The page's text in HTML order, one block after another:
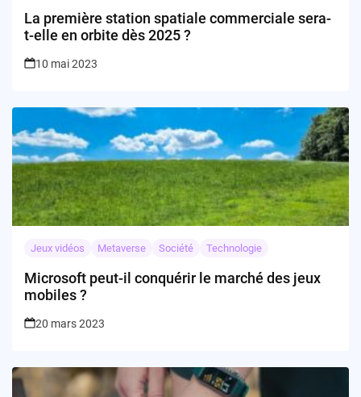
La première station spatiale commerciale sera-
t-elle en orbite dès 2025 ?
10 mai 2023
Jeux vidéos Metaverse Société Technologie
Microsoft peut-il conquérir le marché des jeux
mobiles ?
20 mars 2023